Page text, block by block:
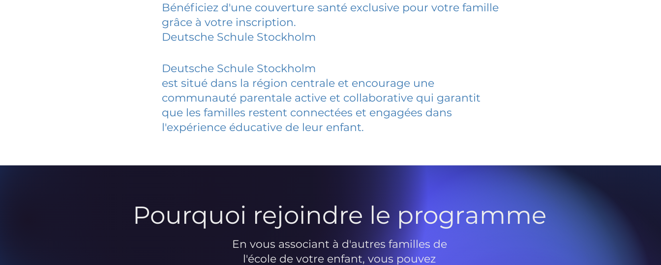
Bénéficiez d'une couverture santé exclusive pour votre famille
grâce à votre inscription.
Deutsche Schule Stockholm
Deutsche Schule Stockholm
est situé dans la région centrale et encourage une
communauté parentale active et collaborative qui garantit
que les familles restent connectées et engagées dans
l'expérience éducative de leur enfant.
Pourquoi rejoindre le programme
En vous associant à d'autres familles de
l'école de votre enfant, vous pouvez